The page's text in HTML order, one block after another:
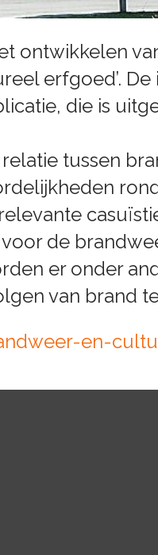
ontwikkelen
erfgoed’.
die is
tussen
de
er onder
van brand
en-